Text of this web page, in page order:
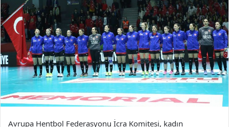
Avrupa Hentbol Federasyonu İcra Komitesi, kadın